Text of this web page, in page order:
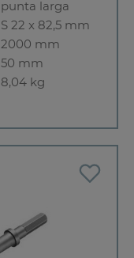
punta larga
S 22 x 82,5 mm
2000 mm
50 mm
8,04 kg